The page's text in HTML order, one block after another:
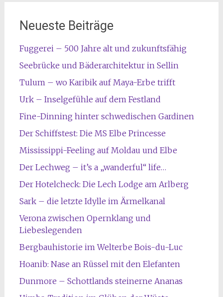
Neueste Beiträge
Fuggerei – 500 Jahre alt und zukunftsfähig
Seebrücke und Bäderarchitektur in Sellin
Tulum – wo Karibik auf Maya-Erbe trifft
Urk – Inselgefühle auf dem Festland
Fine-Dinning hinter schwedischen Gardinen
Der Schiffstest: Die MS Elbe Princesse
Mississippi-Feeling auf Moldau und Elbe
Der Lechweg – it’s a „wanderful“ life…
Der Hotelcheck: Die Lech Lodge am Arlberg
Sark – die letzte Idylle im Ärmelkanal
Verona zwischen Opernklang und
Liebeslegenden
Bergbauhistorie im Welterbe Bois-du-Luc
Hoanib: Nase an Rüssel mit den Elefanten
Dunmore – Schottlands steinerne Ananas